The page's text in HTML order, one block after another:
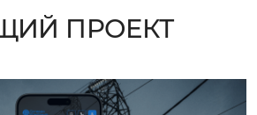
ПРОЕКТ